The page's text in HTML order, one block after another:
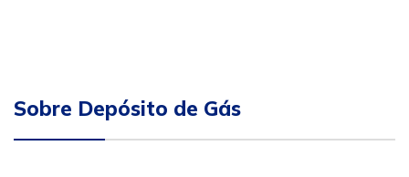
Sobre Depósito de Gás